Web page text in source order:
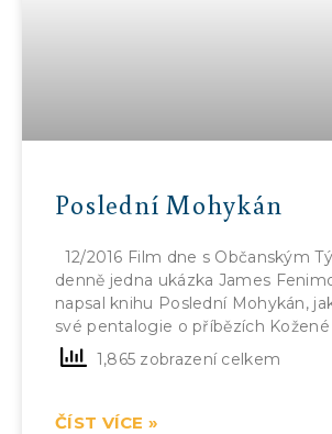
Poslední Mohykán
12/2016 Film dne s Občanským
denně jedna ukázka James
napsal knihu Poslední Mohykán,
své pentalogie o příbězích Kožené
1,865 zobrazení celkem
ČÍST VÍCE »